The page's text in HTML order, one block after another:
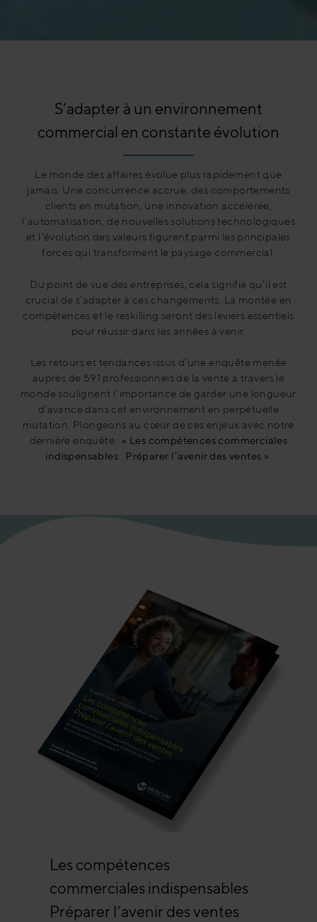
S’adapter à un environnement
commercial en constante évolution
Le monde des affaires évolue plus rapidement que
jamais. Une concurrence accrue, des comportements
clients en mutation, une innovation accélérée,
l’automatisation, de nouvelles solutions technologiques
et l’évolution des valeurs figurent parmi les principales
forces qui transforment le paysage commercial.
Du point de vue des entreprises, cela signifie qu’il est
crucial de s’adapter à ces changements. La montée en
compétences et le reskilling seront des leviers essentiels
pour réussir dans les années à venir.
Les retours et tendances issus d’une enquête menée
auprès de 591 professionnels de la vente à travers le
monde soulignent l’importance de garder une longueur
d’avance dans cet environnement en perpétuelle
mutation. Plongeons au cœur de ces enjeux avec notre
dernière enquête : « Les compétences commerciales
indispensables : Préparer l’avenir des ventes »
Les compétences
commerciales indispensables
Préparer l’avenir des ventes